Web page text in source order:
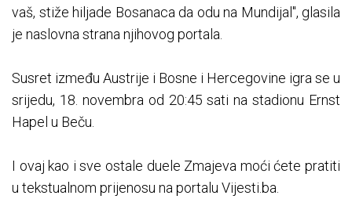
vaš, stiže hiljade Bosanaca da odu na Mundijal", glasila
je naslovna strana njihovog portala.
Susret između Austrije i Bosne i Hercegovine igra se u
srijedu, 18. novembra od 20:45 sati na stadionu Ernst
Hapel u Beču.
I ovaj kao i sve ostale duele Zmajeva moći ćete pratiti
u tekstualnom prijenosu na portalu Vijesti.ba.